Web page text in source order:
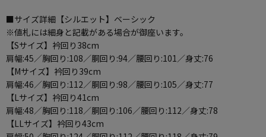
■サイズ詳細【シルエット】ベーシック
※値札には細身と記載がある場合が御座います。
【Sサイズ】衿回り38cm
肩幅:45／胸回り:108／胴回り:94／腰回り:101／身丈:76
【Mサイズ】衿回り39cm
肩幅:46／胸回り:112／胴回り:98／腰回り:105／身丈:77
【Lサイズ】衿回り41cm
肩幅:48／胸回り:118／胴回り:106／腰回り:112／身丈:78
【LLサイズ】衿回り43cm